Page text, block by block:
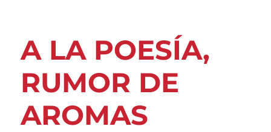
A LA POESÍA,
RUMOR DE
AROMAS